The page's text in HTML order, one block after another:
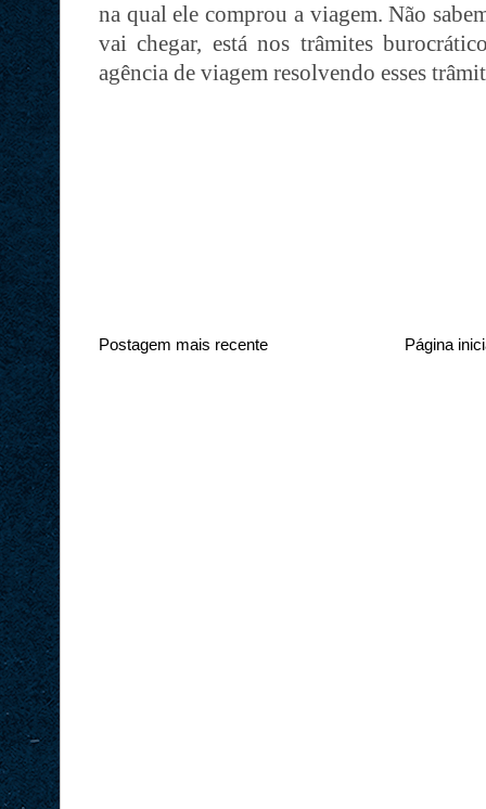
na qual ele comprou a viagem. Não
vai chegar, está nos trâmites
agência de viagem resolvendo esses
Postagem mais recente Página